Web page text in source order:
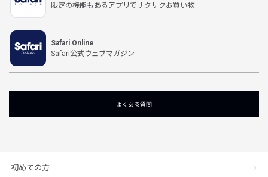
限定の機能もあるアプリでサクサクお買い物
Safari Online
Safari公式ウェブマガジン
よくある質問
初めての方